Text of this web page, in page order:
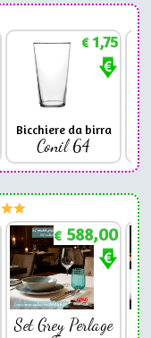
€1,75
Bicchiere da birra
Conil 64
€ 588,00
Set Grey Perlage